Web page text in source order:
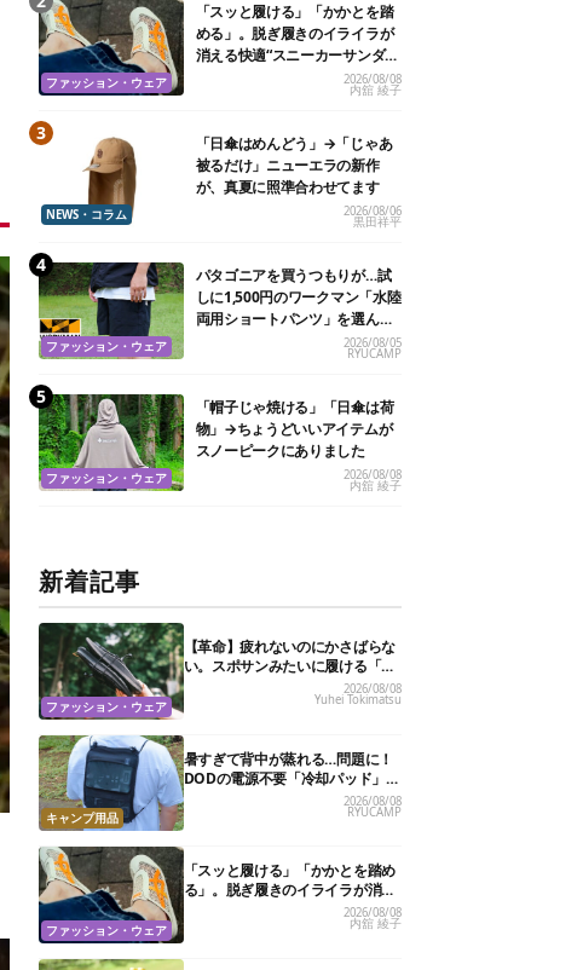
ファッション・ウェア
「スッと履ける」「かかとを踏
める」。脱ぎ履きのイライラが
消える快適“スニーカーサンダ
2026/08/08
内舘 綾子
NEWS・コラム
「日傘はめんどう」→「じゃあ
被るだけ」ニューエラの新作
が、真夏に照準合わせてます
2026/08/06
黒田祥平
ファッション・ウェア
パタゴニアを買うつもりが…試
しに1,500円のワークマン「水陸
両用ショートパンツ」を選んだ
2026/08/05
RYUCAMP
ファッション・ウェア
「帽子じゃ焼ける」「日傘は荷
物」→ちょうどいいアイテムが
スノーピークにありました
2026/08/08
内舘 綾子
新着記事
ファッション・ウェア
【革命】疲れないのにかさばらな
い。スポサンみたいに履ける「リ
カバリーサンダル」が大本命！
2026/08/08
Yuhei Tokimatsu
キャンプ用品
暑すぎて背中が蒸れる…問題に！
DODの電源不要「冷却パッド」を
試したら、夏の移動がラクになっ
た
2026/08/08
RYUCAMP
ファッション・ウェア
「スッと履ける」「かかとを踏め
る」。脱ぎ履きのイライラが消え
る快適“スニーカーサンダル”6選
2026/08/08
内舘 綾子